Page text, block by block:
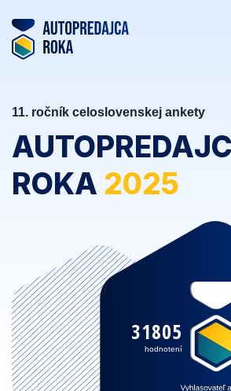
11. ročník celoslovenskej ankety
ROKA 2025
31805
hodnotení